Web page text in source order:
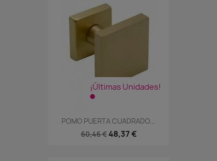
¡Últimas Unidades!
POMO PUERTA CUADRADO...
60,46 € 48,37 €